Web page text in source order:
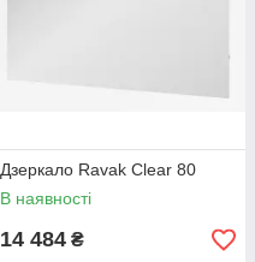
Дзеркало Ravak Clear 80
В наявності
14 484 ₴